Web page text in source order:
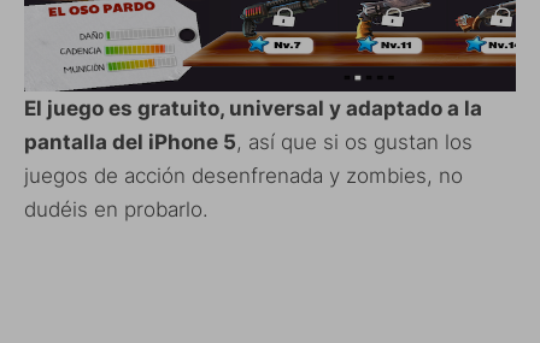
El juego es gratuito, universal y adaptado a la
pantalla del iPhone 5, así que si os gustan los
juegos de acción desenfrenada y zombies, no
dudéis en probarlo.